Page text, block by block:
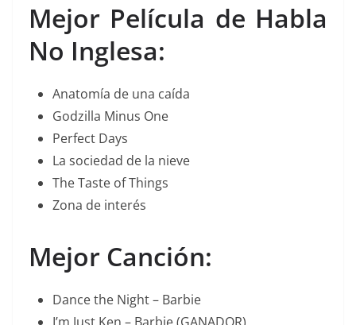
Mejor Película de Habla
No Inglesa:
Anatomía de una caída
Godzilla Minus One
Perfect Days
La sociedad de la nieve
The Taste of Things
Zona de interés
Mejor Canción:
Dance the Night – Barbie